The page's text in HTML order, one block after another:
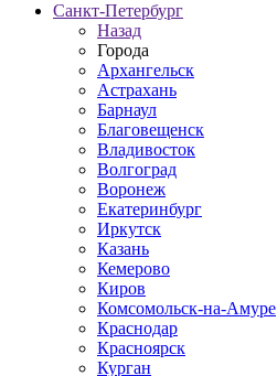
Санкт-Петербург
Назад
Города
Архангельск
Астрахань
Барнаул
Благовещенск
Владивосток
Волгоград
Воронеж
Екатеринбург
Иркутск
Казань
Кемерово
Киров
Комсомольск-на-Амуре
Краснодар
Красноярск
Курган